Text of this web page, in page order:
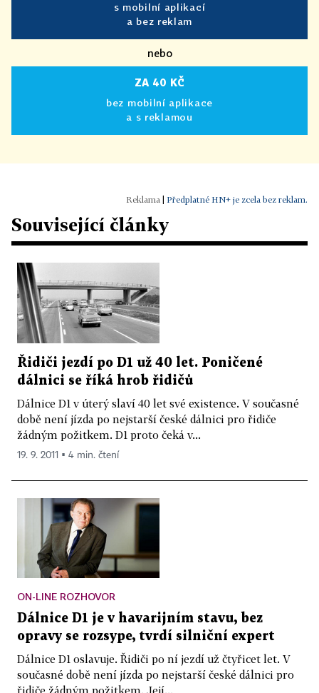
s mobilní aplikací
a bez reklam
nebo
ZA 40 KČ
bez mobilní aplikace
a s reklamou
Předplatné HN+ je zcela bez reklam.
Související články
Řidiči jezdí po D1 už 40 let. Poničené
dálnici se říká hrob řidičů
Dálnice D1 v úterý slaví 40 let své existence. V současné
době není jízda po nejstarší české dálnici pro řidiče
žádným požitkem. D1 proto čeká v...
19. 9. 2011 ▪ 4 min. čtení
ON-LINE ROZHOVOR
Dálnice D1 je v havarijním stavu, bez
opravy se rozsype, tvrdí silniční expert
Dálnice D1 oslavuje. Řidiči po ní jezdí už čtyřicet let. V
současné době není jízda po nejstarší české dálnici pro
řidiče žádným požitkem. Její...